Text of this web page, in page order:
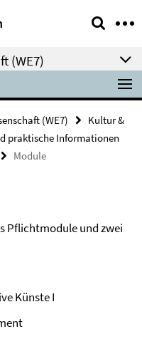
(WE7)
(WE7)
Kultur &
praktische Informationen
Module
Pflichtmodule und zwei
Künste I